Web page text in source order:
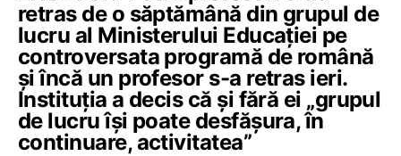
retras de o săptămână din grupul de
lucru al Ministerului Educației pe
controversata programă de română
și încă un profesor s-a retras ieri.
Instituția a decis că și fără ei „grupul
de lucru își poate desfășura, în
continuare, activitatea”